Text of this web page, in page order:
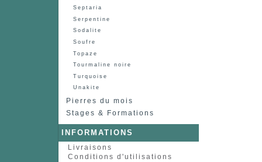
Septaria
Serpentine
Sodalite
Soufre
Topaze
Tourmaline noire
Turquoise
Unakite
Pierres du mois
Stages & Formations
INFORMATIONS
Livraisons
Conditions d'utilisations